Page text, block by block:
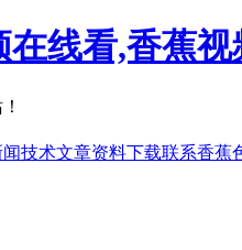
线看,香蕉
技术文章资料下载联系香蕉